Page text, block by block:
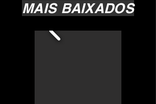
MAIS BAIXADOS